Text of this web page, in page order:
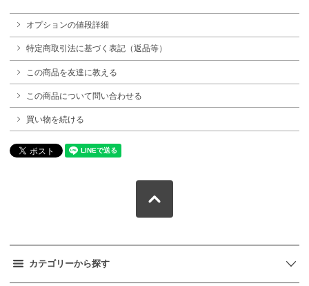
オプションの値段詳細
特定商取引法に基づく表記（返品等）
この商品を友達に教える
この商品について問い合わせる
買い物を続ける
カテゴリーから探す